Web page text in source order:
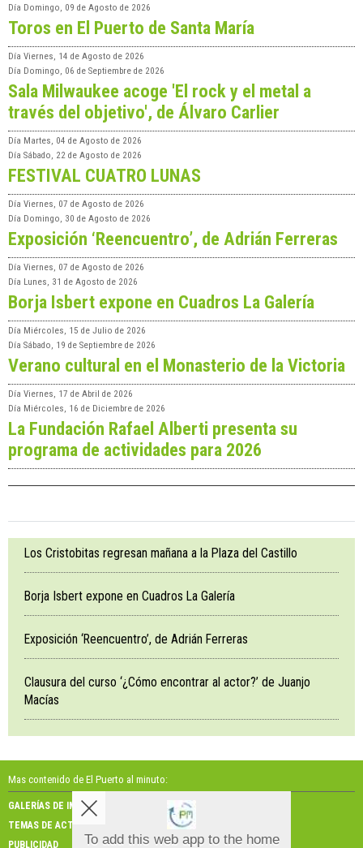
Día Domingo, 09 de Agosto de 2026
Toros en El Puerto de Santa María
Día Viernes, 14 de Agosto de 2026
Día Domingo, 06 de Septiembre de 2026
Sala Milwaukee acoge 'El rock y el metal a
través del objetivo', de Álvaro Carlier
Día Martes, 04 de Agosto de 2026
Día Sábado, 22 de Agosto de 2026
FESTIVAL CUATRO LUNAS
Día Viernes, 07 de Agosto de 2026
Día Domingo, 30 de Agosto de 2026
Exposición ‘Reencuentro’, de Adrián Ferreras
Día Viernes, 07 de Agosto de 2026
Día Lunes, 31 de Agosto de 2026
Borja Isbert expone en Cuadros La Galería
Día Miércoles, 15 de Julio de 2026
Día Sábado, 19 de Septiembre de 2026
Verano cultural en el Monasterio de la Victoria
Día Viernes, 17 de Abril de 2026
Día Miércoles, 16 de Diciembre de 2026
La Fundación Rafael Alberti presenta su
programa de actividades para 2026
Los Cristobitas regresan mañana a la Plaza del Castillo
Borja Isbert expone en Cuadros La Galería
Exposición ‘Reencuentro’, de Adrián Ferreras
Clausura del curso ‘¿Cómo encontrar al actor?’ de Juanjo
Macías
Mas contenido de El Puerto al minuto:
GALERÍAS DE IMÁGENES
GALERÍAS DE VÍDEOS
TEMAS DE ACTUALIDAD
NOSOTROS
PUBLICIDAD
CONTACTO
To add this web app to the home